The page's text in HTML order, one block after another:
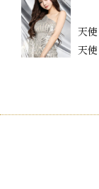
天
天